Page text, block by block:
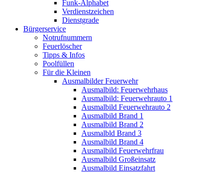
Funk-Alphabet
Verdienstzeichen
Dienstgrade
Bürgerservice
Notrufnummern
Feuerlöscher
Tipps & Infos
Poolfüllen
Für die Kleinen
Ausmalbilder Feuerwehr
Ausmalbild: Feuerwehrhaus
Ausmalbild: Feuerwehrauto 1
Ausmalbild Feuerwehrauto 2
Ausmalbild Brand 1
Ausmalbild Brand 2
Ausmalbld Brand 3
Ausmalbild Brand 4
Ausmalbild Feuerwehrfrau
Ausmalbild Großeinsatz
Ausmalbild Einsatzfahrt